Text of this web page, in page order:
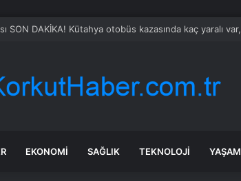
Yüzbinlerce kişi kaçıyor alevler kovalıyor
EKONOMI SAĞLIK TEKNOLOJI YAŞAM